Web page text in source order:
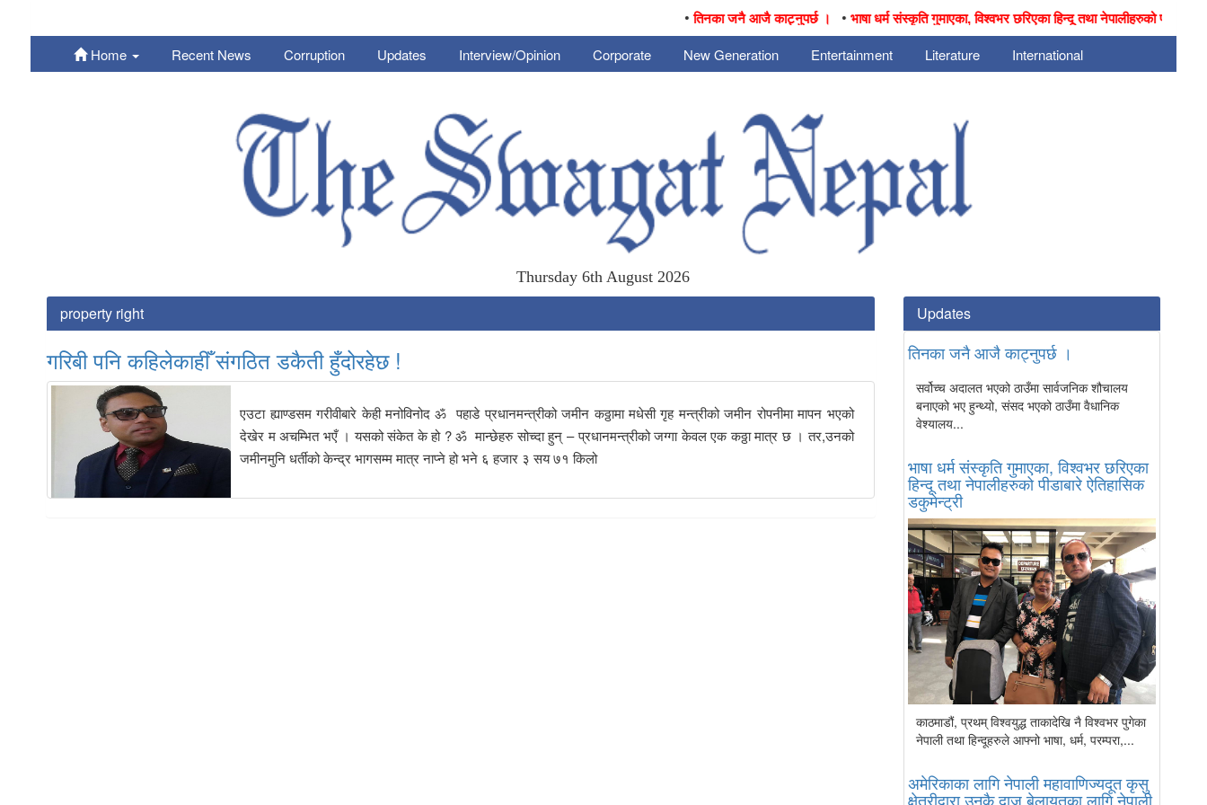
तिनका जनै आजै काट्नुपर्छ । • भाषा धर्म संस्कृति गुमाएका, विश्वभर छरिएका हिन्दू तथा नेपालीहरुको पीडाबारे
Home Recent News Corruption Updates Interview/Opinion Corporate New Generation Entertainment Literature
International
Thursday 6th August 2026
property right
गरिबी पनि कहिलेकाहीँ संगठित डकैती हुँदोरहेछ !
एउटा ह्याण्डसम गरीवीबारे केही मनोविनोद ॐ पहाडे प्रधानमन्त्रीको जमीन कठ्ठामा मधेसी गृह मन्त्रीको जमीन रोपनीमा मापन भएको
देखेर म अचम्भित भएँ । यसको संकेत के हो ? ॐ मान्छेहरु सोच्दा हुन् – प्रधानमन्त्रीको जग्गा केवल एक कठ्ठा मात्र छ । तर,उनको
जमीनमुनि धर्तीको केन्द्र भागसम्म मात्र नाप्ने हो भने ६ हजार ३ सय ७१ किलो
Updates
तिनका जनै आजै काट्नुपर्छ ।
सर्वोच्च अदालत भएको ठाउँमा सार्वजनिक शौचालय
बनाएको भए हुन्थ्यो, संसद भएको ठाउँमा वैधानिक
वेश्यालय...
भाषा धर्म संस्कृति गुमाएका, विश्वभर छरिएका
हिन्दू तथा नेपालीहरुको पीडाबारे ऐतिहासिक
डकुमेन्ट्री
काठमाडौं, प्रथम् विश्वयुद्ध ताकादेखि नै विश्वभर पुगेका
नेपाली तथा हिन्दूहरुले आफ्नो भाषा, धर्म, परम्परा,...
अमेरिकाका लागि नेपाली महावाणिज्यदूत कृसु
क्षेत्रीद्वारा उनकै दाजु बेलायतका लागि नेपाली